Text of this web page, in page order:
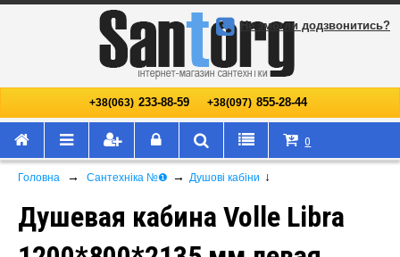
+38(063) 233-88-59 +38(097) 855-28-44
Не змогли додзвонитись?
0
Головна → Сантехніка №❶ → Душові кабіни ↓
Душевая кабина Volle Libra